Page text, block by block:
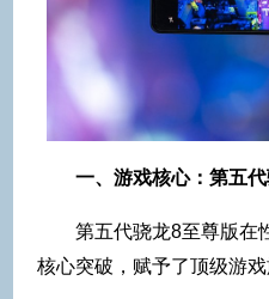
一、游戏核心：第五
第五代骁龙8至尊版在
核心突破，赋予了顶级游戏